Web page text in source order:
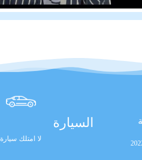
السيارة
لا امتلك سيارة